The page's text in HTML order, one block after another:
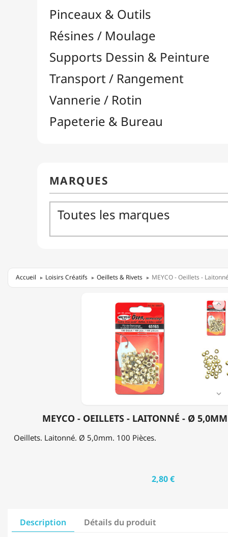
Accueil Loisirs Créatifs Oeillets & Rivets MEYCO - Oeillets -
MEYCO - OEILLETS - LAITONNÉ - Ø


Oeillets. Laitonné. Ø 5,0mm. 100 Pièces.
2,80 €
Description Détails du produit